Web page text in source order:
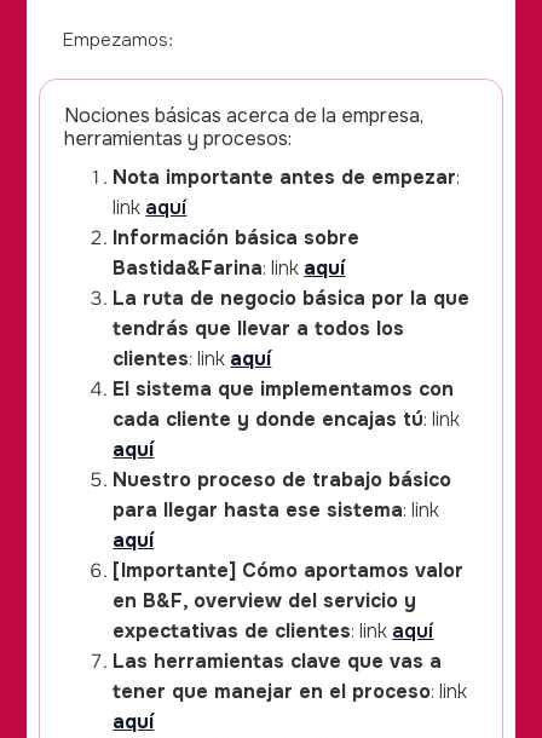
Empezamos:
Nociones básicas acerca de la empresa,
herramientas y procesos:
Nota importante antes de empezar:
link aquí
Información básica sobre
Bastida&Farina: link aquí
La ruta de negocio básica por la que
tendrás que llevar a todos los
clientes: link aquí
El sistema que implementamos con
cada cliente y donde encajas tú: link
aquí
Nuestro proceso de trabajo básico
para llegar hasta ese sistema: link
aquí
[Importante] Cómo aportamos valor
en B&F, overview del servicio y
expectativas de clientes: link aquí
Las herramientas clave que vas a
tener que manejar en el proceso: link
aquí